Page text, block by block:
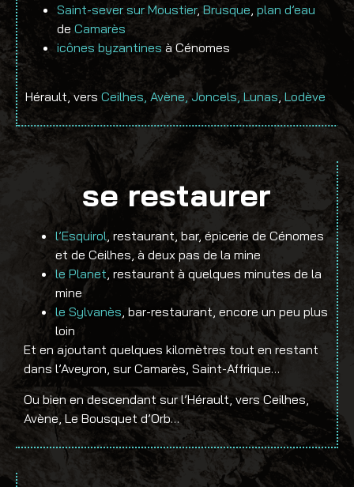
Saint-sever sur Moustier, Brusque plan d’eau
de Camarès
icônes byzantines à Cénomes
Hérault, vers Ceilhes, Avène, Joncels, Lunas Lodève
se restaurer
l’Esquirol, restaurant, bar, épicerie de Cénomes
et de Ceilhes, à deux pas de la mine
le Planet, restaurant à quelques minutes de la
mine
le Sylvanès, bar-restaurant, encore un peu plus
loin
Et en ajoutant quelques kilomètres tout en restant
dans l’Aveyron, sur Camarès, Saint-Affrique…
Ou bien en descendant sur l’Hérault, vers Ceilhes,
Avène, Le Bousquet d’Orb…